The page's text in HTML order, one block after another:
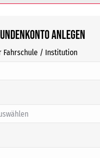
anlegen
Fahrschule / Institution